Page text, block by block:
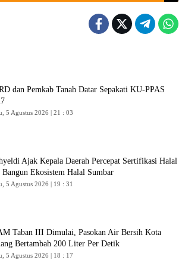
dan Pemkab Tanah Datar Sepakati KU-PPAS
5 Agustus 2026 | 21 : 03
Ajak Kepala Daerah Percepat Sertifikasi Halal
Bangun Ekosistem Halal Sumbar
5 Agustus 2026 | 19 : 31
Taban III Dimulai, Pasokan Air Bersih Kota
Bertambah 200 Liter Per Detik
5 Agustus 2026 | 18 : 17